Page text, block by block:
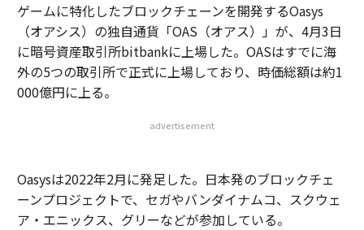
ゲームに特化したブロックチェーンを開発するOasys
（オアシス）の独自通貨「OAS（オアス）」が、4月3日
に暗号資産取引所bitbankに上場した。OASはすでに海
外の5つの取引所で正式に上場しており、時価総額は約1
000億円に上る。
advertisement
Oasysは2022年2月に発足した。日本発のブロックチェ
ーンプロジェクトで、セガやバンダイナムコ、スクウェ
ア・エニックス、グリーなどが参加している。